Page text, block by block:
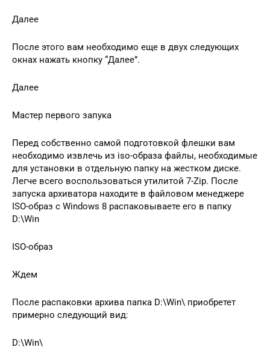
Далее
После этого вам необходимо еще в двух следующих
окнах нажать кнопку “Далее”.
Далее
Мастер первого запука
Перед собственно самой подготовкой флешки вам
необходимо извлечь из iso-образа файлы, необходимые
для установки в отдельную папку на жестком диске.
Легче всего воспользоваться утилитой 7-Zip. После
запуска архиватора находите в файловом менеджере
ISO-образ с Windows 8 распаковываете его в папку
D:\Win
ISO-образ
Ждем
После распаковки архива папка D:\Win\ приобретет
примерно следующий вид:
D:\Win\